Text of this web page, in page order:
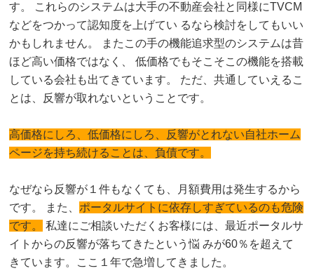
す。 これらのシステムは大手の不動産会社と同様にTVCM
などをつかって認知度を上げてい るなら検討をしてもいい
かもしれません。 またこの手の機能追求型のシステムは昔
ほど高い価格ではなく、 低価格でもそこそこの機能を搭載
している会社も出てきています。 ただ、共通していえるこ
とは、反響が取れないということです。
高価格にしろ、低価格にしろ、反響がとれない自社ホーム
ページを持ち続けることは、負債です。
なぜなら反響が１件もなくても、月額費用は発生するから
です。 また、ポータルサイトに依存しすぎているのも危険
です。
私達にご相談いただくお客様には、最近ポータルサ
イトからの反響が落ちてきたという悩 みが60％を超えて
きています。ここ１年で急増してきました。